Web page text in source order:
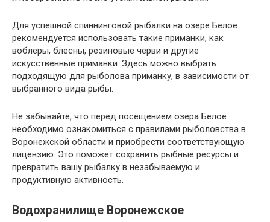
Для успешной спиннинговой рыбалки на озере Белое
рекомендуется использовать такие приманки, как
воблеры, блесны, резиновые черви и другие
искусственные приманки. Здесь можно выбрать
подходящую для рыболова приманку, в зависимости от
выбранного вида рыбы.
Не забывайте, что перед посещением озера Белое
необходимо ознакомиться с правилами рыболовства в
Воронежской области и приобрести соответствующую
лицензию. Это поможет сохранить рыбные ресурсы и
превратить вашу рыбалку в незабываемую и
продуктивную активность.
Водохранилище Воронежское